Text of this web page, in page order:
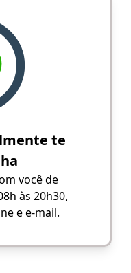
te
você de
às 20h30,
e e-mail.